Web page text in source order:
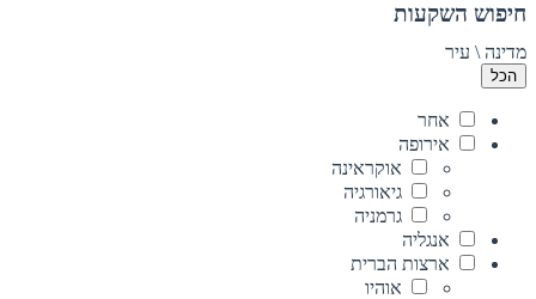
חיפוש השקעות
מדינה \ עיר
הכל
אחר
אירופה
אוקראינה
גיאורגיה
גרמניה
אנגליה
ארצות הברית
אוהיו